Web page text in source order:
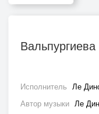
Вальпургиева
Исполнитель Ле
Автор музыки Ле